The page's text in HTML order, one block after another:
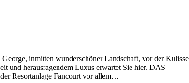
inmitten wunderschöner Landschaft, vor der Kulisse
und herausragendem Luxus erwartet Sie hier. DAS
Resortanlage Fancourt vor allem…